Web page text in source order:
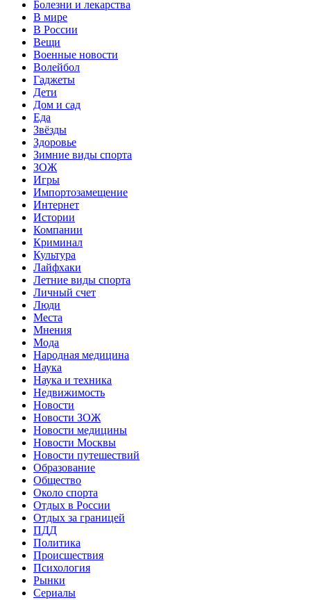
Болезни и лекарства
В мире
В России
Вещи
Военные новости
Волейбол
Гаджеты
Дети
Дом и сад
Еда
Звёзды
Здоровье
Зимние виды спорта
ЗОЖ
Игры
Импортозамещение
Интернет
Истории
Компании
Криминал
Культура
Лайфхаки
Летние виды спорта
Личный счет
Люди
Места
Мнения
Мода
Народная медицина
Наука
Наука и техника
Недвижимость
Новости
Новости ЗОЖ
Новости медицины
Новости Москвы
Новости путешествий
Образование
Общество
Около спорта
Отдых в России
Отдых за границей
ПДД
Политика
Происшествия
Психология
Рынки
Сериалы